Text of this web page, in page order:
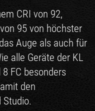
CRI von 92,
95 von höchster
Auge als auch für
alle Geräte der KL
FC besonders
den
Studio.